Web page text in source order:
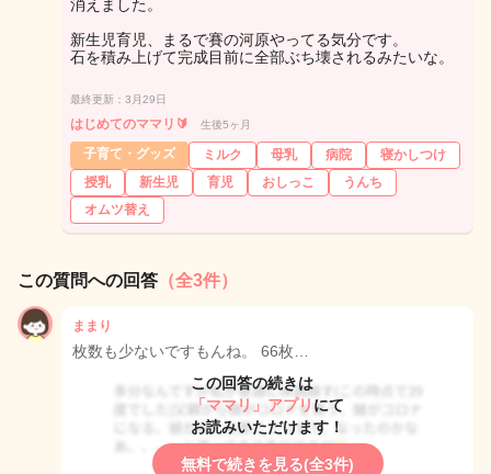
消えました。
新生児育児、まるで賽の河原やってる気分です。
石を積み上げて完成目前に全部ぶち壊されるみたいな。
最終更新：3月29日
はじめてのママリ🔰 生後5ヶ月
子育て・グッズ ミルク 母乳 病院
寝かしつけ
授乳
新生児 育児 おしっこ
うんち
オムツ替え
この質問への回答 （全3件）
ままり
枚数も少ないですもんね。 66枚…
この回答の続きは
「ママリ」アプリ にて
お読みいただけます！
無料で続きを見る(全3件)